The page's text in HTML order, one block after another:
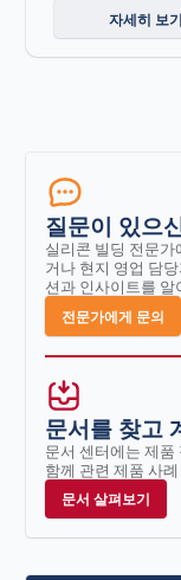
자세히 보기
질문이 있으
실리콘 빌딩 전문
거나 현지 영업 담
션과 인사이트를 알
전문가에게 문의
문서를 찾고
문서 센터에는 제품
함께 관련 제품 사
문서 살펴보기